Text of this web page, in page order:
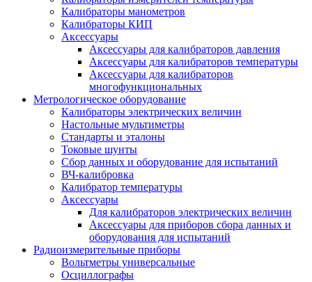
Калибраторы манометров
Калибраторы КИП
Аксессуары
Аксессуары для калибраторов давления
Аксессуары для калибраторов температуры
Аксессуары для калибраторов
многофункциональных
Метрологическое оборудование
Калибраторы электрических величин
Настольные мультиметры
Стандарты и эталоны
Токовые шунты
Сбор данных и оборудование для испытаний
ВЧ-калибровка
Калибратор температуры
Аксессуары
Для калибраторов электрических величин
Аксессуары для приборов сбора данных и
оборудования для испытаний
Радиоизмерительные приборы
Вольтметры универсальные
Осциллографы